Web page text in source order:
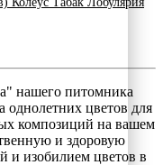
нашего питомника
цветов для
композиций на вашем
и здоровую
и изобилием цветов в